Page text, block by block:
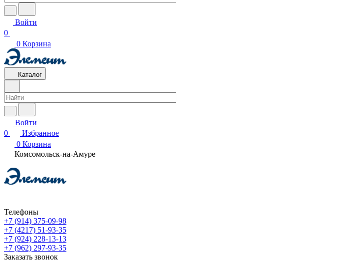
Войти
0
0 Корзина
Каталог
Войти
0
Избранное
0 Корзина
Комсомольск-на-Амуре
Телефоны
+7 (914) 375-09-98
+7 (4217) 51-93-35
+7 (924) 228-13-13
+7 (962) 297-93-35
Заказать звонок